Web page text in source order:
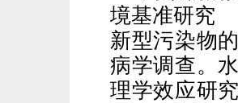
境基准研究
新型污染物
病学调查。
理学效应研